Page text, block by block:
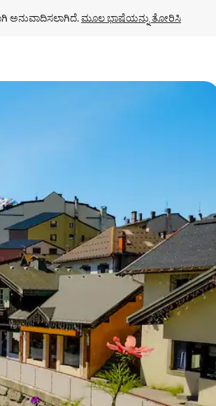
ಅನುವಾದಿಸಲಾಗಿದೆ. ಮೂಲ ಭಾಷೆಯನ್ನು ತೋರಿಸಿ
ಅಥವಾ ಸ್ವೈಪ್ ಗೆಸ್ಚರ್‌ಗಳ ಮೂಲಕ ಅನ್ವೇಷಿಸಿ.